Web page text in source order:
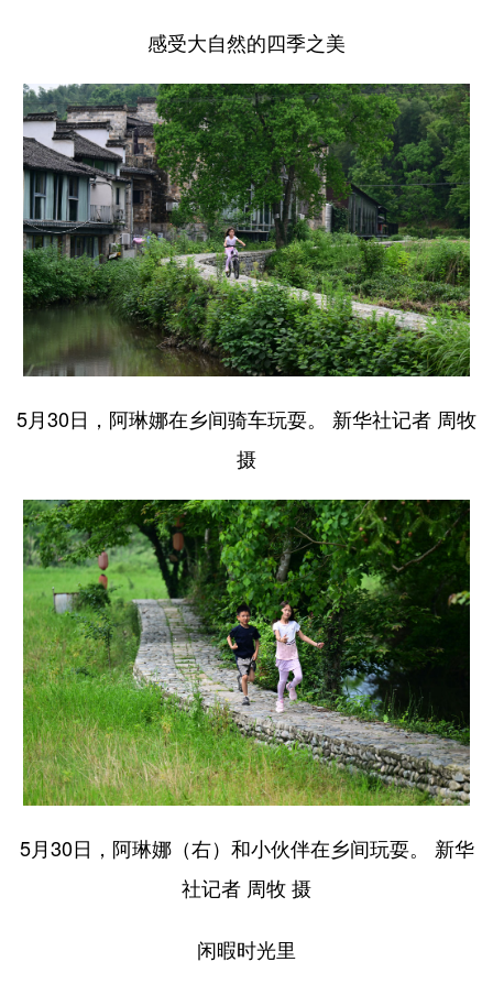
感受大自然的四季之美
5月30日，阿琳娜在乡间骑车玩耍。 新华社记者 周牧
摄
5月30日，阿琳娜（右）和小伙伴在乡间玩耍。 新华
社记者 周牧 摄
闲暇时光里